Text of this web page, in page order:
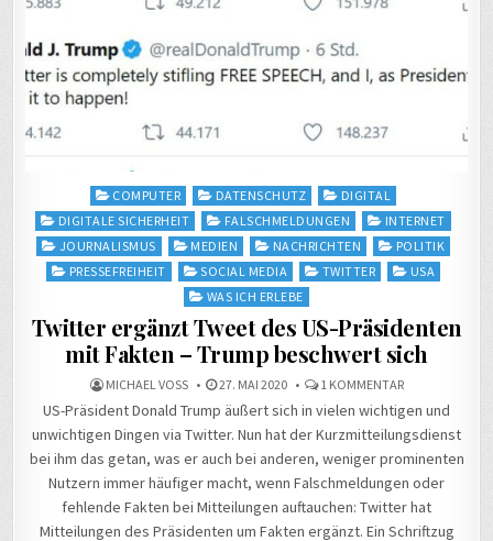
Posted
in
COMPUTER DATENSCHUTZ
DIGITAL
DIGITALE SICHERHEIT
FALSCHMELDUNGEN
INTERNET
JOURNALISMUS
MEDIEN NACHRICHTEN
POLITIK
PRESSEFREIHEIT
SOCIAL MEDIA TWITTER
USA
WAS ICH ERLEBE
Twitter ergänzt Tweet des US-Präsidenten
mit Fakten – Trump beschwert sich
MICHAEL VOSS 27. MAI 2020 1 KOMMENTARZU
ERGÄNZT
TWEET
DES
PRÄSIDENTEN
FAKTEN
–
TRUMP
BESCHWERT
US-Präsident Donald Trump äußert sich in vielen wichtigen und
unwichtigen Dingen via Twitter. Nun hat der Kurzmitteilungsdienst
bei ihm das getan, was er auch bei anderen, weniger prominenten
Nutzern immer häufiger macht, wenn Falschmeldungen oder
fehlende Fakten bei Mitteilungen auftauchen: Twitter hat
Mitteilungen des Präsidenten um Fakten ergänzt. Ein Schriftzug